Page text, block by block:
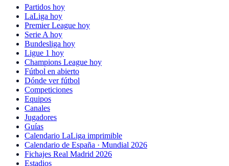
Partidos hoy
LaLiga hoy
Premier League hoy
Serie A hoy
Bundesliga hoy
Ligue 1 hoy
Champions League hoy
Fútbol en abierto
Dónde ver fútbol
Competiciones
Equipos
Canales
Jugadores
Guías
Calendario LaLiga imprimible
Calendario de España · Mundial 2026
Fichajes Real Madrid 2026
Estadios